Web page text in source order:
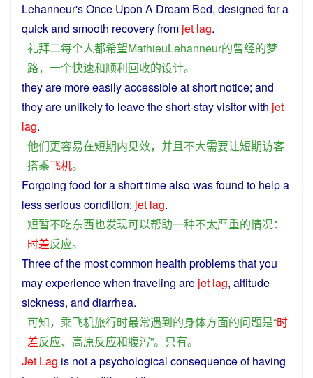
Lehanneur'sOnce Upon A Dream Bed, designed fora
quickand smooth recoveryfrom jet lag.
礼拜二每个人都希望MathieuLehanneur的曾经的梦
路， 一个快速和顺利回收的设计。
theyare moreeasily accessibleatshort notice; and
theyare unlikely to leave the short-stayvisitorwith jet
lag.
他们更容易在短期内见效， 并且不大需要让短期访客
搭乘飞机。
Forgoing food forashorttimealsowasfound to helpa
lessseriouscondition: jet lag.
短暂不吃东西也发现可以帮助一种不太严重的情况：
时差反应。
Threeofthe mostcommon health problemsthat you
mayexperiencewhen traveling are jet lag, altitude
sickness, and diarrhea.
可知， 乘飞机旅行时最常遇到的身体方面的问题是“时
差反应、 高原反应和腹泻”。 只有。
Jet Lag is notapsychological consequenceof having